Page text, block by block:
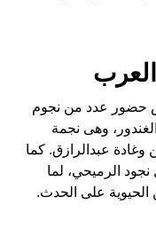
حضور عدد من نجوم
وهى نجمة
وغادة عبدالرازق. كما
الرميحي، لما
الحيوية على الحدث.